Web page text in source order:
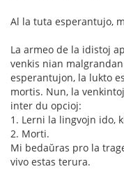
Al la tuta esperantujo,
La armeo de la idistoj
venkis nian
esperantujon, la lukto
mortis. Nun, la
inter du opcioj:
1. Lerni la lingvojn ido,
2. Morti.
Mi bedaŭras pro la
vivo estas terura.